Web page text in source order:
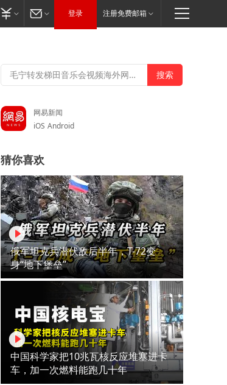
登录 注册免费邮箱
网易新闻
iOS Android
猜你喜欢
俄军坦克兵潜伏敌后半年，T-72变
身“地下堡垒”
中国科学家把10兆瓦核反应堆塞进卡
车，加一次燃料能跑几十年